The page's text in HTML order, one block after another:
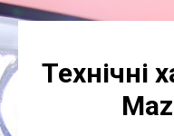
Технічні